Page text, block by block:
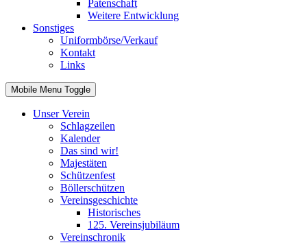
Patenschaft
Weitere Entwicklung
Sonstiges
Uniformbörse/Verkauf
Kontakt
Links
Mobile Menu Toggle
Unser Verein
Schlagzeilen
Kalender
Das sind wir!
Majestäten
Schützenfest
Böllerschützen
Vereinsgeschichte
Historisches
125. Vereinsjubiläum
Vereinschronik